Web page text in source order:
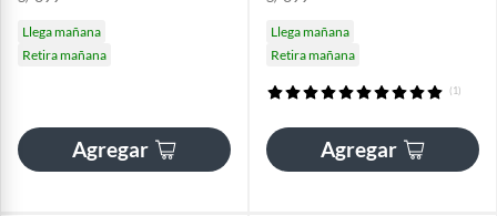
Llega mañana
Retira mañana
Agregar
Llega mañana
Retira mañana
(1)
Agregar